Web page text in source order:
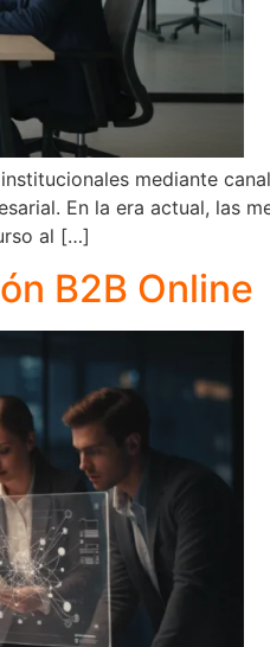
mediante
En la era actual, las
al […]
B2B Online